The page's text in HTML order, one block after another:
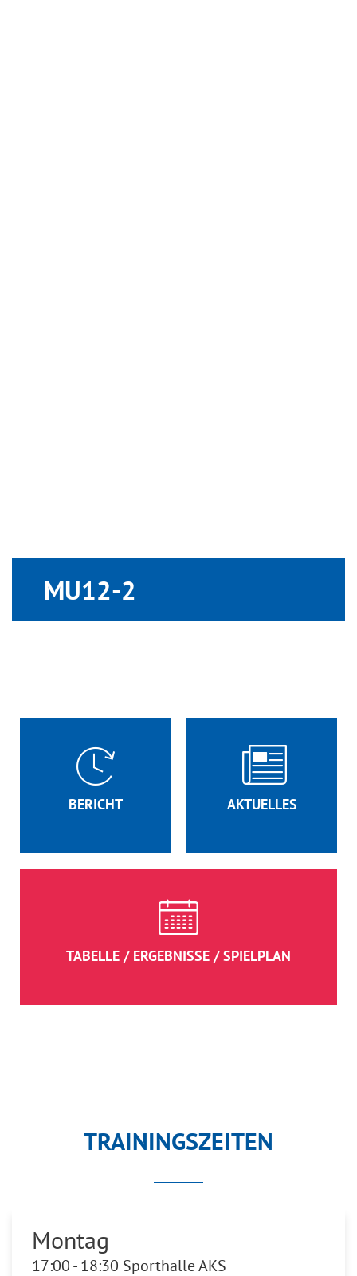
MU12-2
BERICHT AKTUELLES
TABELLE / ERGEBNISSE / SPIELPLAN
TRAININGSZEITEN
Montag
17:00 - 18:30 Sporthalle AKS